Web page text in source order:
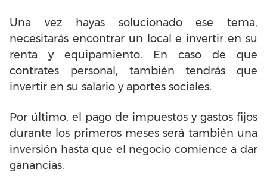
Una vez hayas solucionado ese tema,
necesitarás encontrar un local e invertir en su
renta y equipamiento. En caso de que
contrates personal, también tendrás que
invertir en su salario y aportes sociales.
Por último, el pago de impuestos y gastos fijos
durante los primeros meses será también una
inversión hasta que el negocio comience a dar
ganancias.